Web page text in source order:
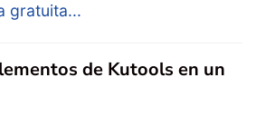
gratuita...
de Kutools en un